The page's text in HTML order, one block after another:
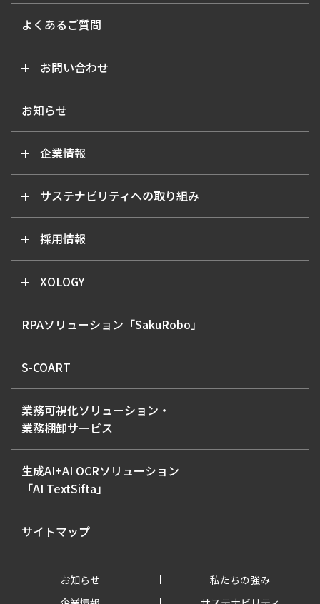
よくあるご質問
お問い合わせ
お知らせ
企業情報
サステナビリティへの取り組み
採用情報
XOLOGY
RPAソリューション「SakuRobo」
S-COART
業務可視化ソリューション・
業務棚卸サービス
生成AI+AI OCRソリューション
「AI TextSifta」
サイトマップ
お知らせ
私たちの強み